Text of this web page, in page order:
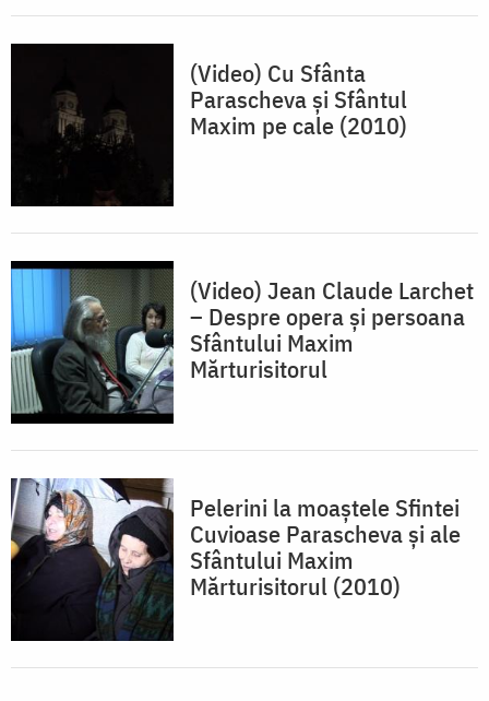
(Video) Cu Sfânta
Parascheva și Sfântul
Maxim pe cale (2010)
(Video) Jean Claude Larchet
– Despre opera și persoana
Sfântului Maxim
Mărturisitorul
Pelerini la moaștele Sfintei
Cuvioase Parascheva și ale
Sfântului Maxim
Mărturisitorul (2010)